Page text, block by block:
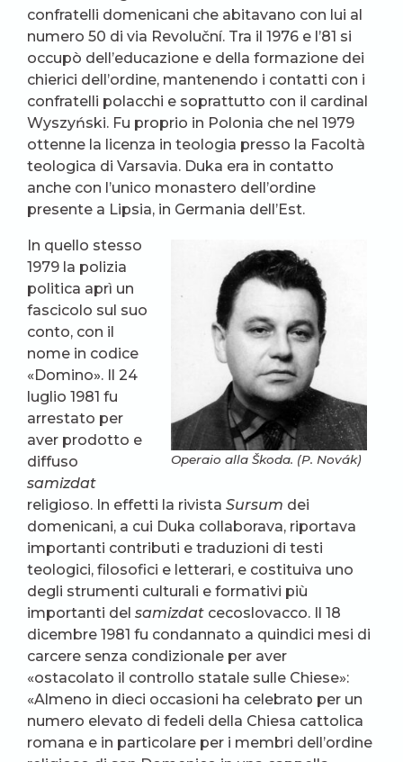
confratelli domenicani che abitavano con lui al
numero 50 di via Revoluční. Tra il 1976 e l’81 si
occupò dell’educazione e della formazione dei
chierici dell’ordine, mantenendo i contatti con i
confratelli polacchi e soprattutto con il cardinal
Wyszyński. Fu proprio in Polonia che nel 1979
ottenne la licenza in teologia presso la Facoltà
teologica di Varsavia. Duka era in contatto
anche con l’unico monastero dell’ordine
presente a Lipsia, in Germania dell’Est.
Operaio alla Škoda. (P. Novák)
In quello stesso
1979 la polizia
politica aprì un
fascicolo sul suo
conto, con il
nome in codice
«Domino». Il 24
luglio 1981 fu
arrestato per
aver prodotto e
diffuso
samizdat
religioso. In effetti la rivista Sursum dei
domenicani, a cui Duka collaborava, riportava
importanti contributi e traduzioni di testi
teologici, filosofici e letterari, e costituiva uno
degli strumenti culturali e formativi più
importanti del samizdat cecoslovacco. Il 18
dicembre 1981 fu condannato a quindici mesi di
carcere senza condizionale per aver
«ostacolato il controllo statale sulle Chiese»:
«Almeno in dieci occasioni ha celebrato per un
numero elevato di fedeli della Chiesa cattolica
romana e in particolare per i membri dell’ordine